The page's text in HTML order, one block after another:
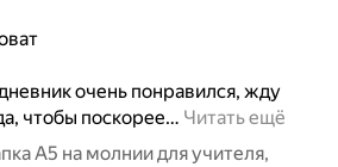
очень понравился, жду
чтобы поскорее… Читать ещё
А5 на молнии для учителя,